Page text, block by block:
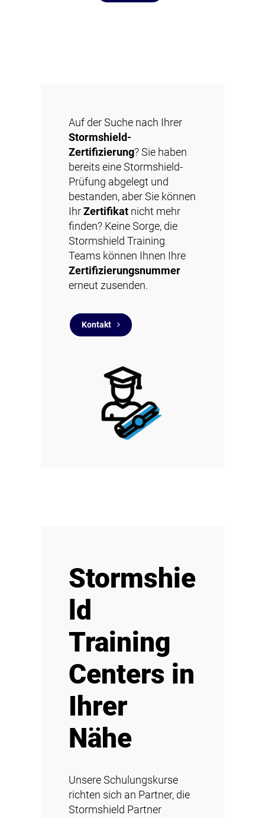
Auf der Suche nach Ihrer
Stormshield-
Zertifizierung? Sie haben
bereits eine Stormshield-
Prüfung abgelegt und
bestanden, aber Sie können
Ihr Zertifikat nicht mehr
finden? Keine Sorge, die
Stormshield Training
Teams können Ihnen Ihre
Zertifizierungsnummer
erneut zusenden.
Kontakt
Stormshie
ld
Training
Centers in
Ihrer
Nähe
Unsere Schulungskurse
richten sich an Partner, die
Stormshield Partner